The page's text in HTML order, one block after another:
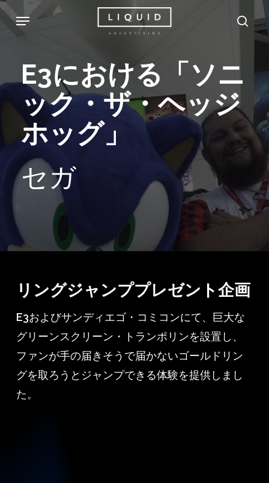
Skip
content
Menu
E3における「ソニ
ック・ザ・ヘッジ
ホッグ」
セガ
リングジャンププレゼント企画
E3およびサンディエゴ・コミコンにて、巨大な
グリーンスクリーン・トランポリンを設置し、
ファンが手の届きそうで届かないゴールドリン
グを取ろうとジャンプできる体験を提供しまし
た。